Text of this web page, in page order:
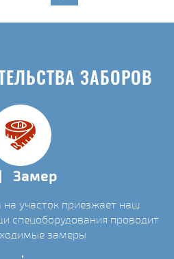
ЗАБОРОВ
Замер
участок приезжает наш
спецоборудования проводит
замеры